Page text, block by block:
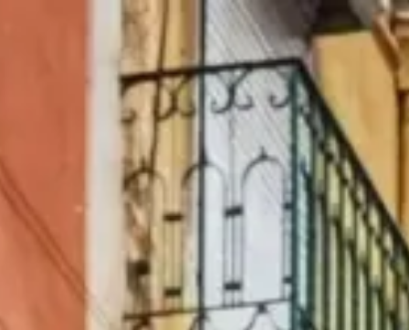
Sexta-feira, Agosto 7, 2026
Lisboa, Portugal — Baixa, Alfama, Belém & o Rio Tejo